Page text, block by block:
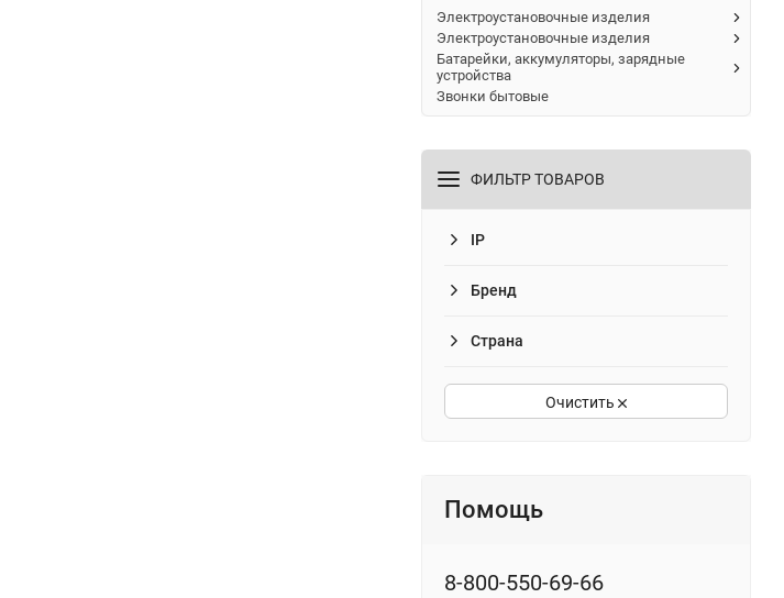
Электроустановочные изделия
Электроустановочные изделия
Батарейки, аккумуляторы, зарядные
устройства
Звонки бытовые
ФИЛЬТР ТОВАРОВ
IP
Бренд
Страна
Очистить
Помощь
8-800-550-69-66